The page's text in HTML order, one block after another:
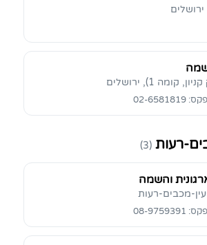
פקס: 02-6581819
רעות (3)
והשמה
פקס: 08-9759391